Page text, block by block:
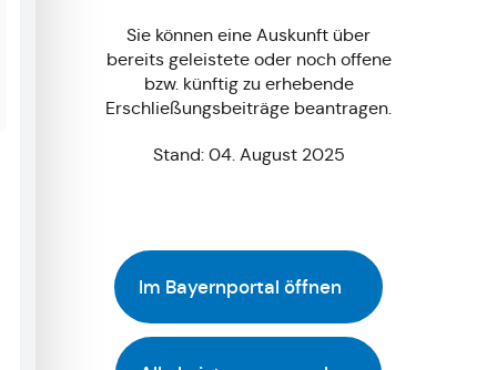
Sie können eine Auskunft über
bereits geleistete oder noch offene
bzw. künftig zu erhebende
Erschließungsbeiträge beantragen.
Stand: 04. August 2025
Im Bayernportal öffnen